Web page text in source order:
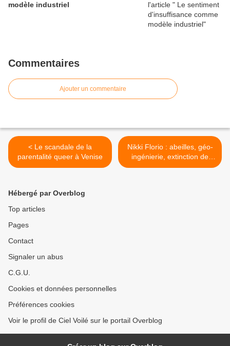
modèle industriel
Commentaires
Ajouter un commentaire
< Le scandale de la
parentalité queer à Venise
Nikki Florio : abeilles, géo-
ingénierie, extinction de
masse >
Hébergé par Overblog
Top articles
Pages
Contact
Signaler un abus
C.G.U.
Cookies et données personnelles
Préférences cookies
Voir le profil de Ciel Voilé sur le portail Overblog